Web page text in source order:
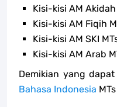
Kisi-kisi AM Akidah
Kisi-kisi AM Fiqih
Kisi-kisi AM SKI
Kisi-kisi AM Arab
Demikian yang
Bahasa Indonesia